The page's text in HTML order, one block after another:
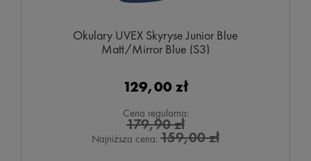
Okulary UVEX Skyryse Junior Blue
Matt/Mirror Blue (S3)
129,00 zł
Cena regularna:
179,90 zł
Najniższa cena: 159,00 zł